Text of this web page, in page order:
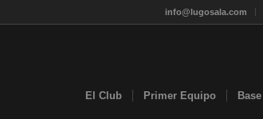
info@lugosala.com
El Club Primer Equipo Base